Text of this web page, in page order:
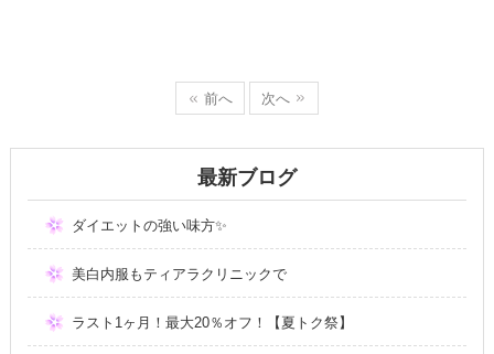
前へ 次へ
最新ブログ
ダイエットの強い味方✨
美白内服もティアラクリニックで
ラスト1ヶ月！最大20％オフ！【夏トク祭】